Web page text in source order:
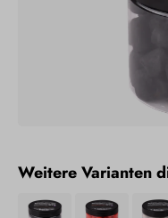
Weitere Varianten